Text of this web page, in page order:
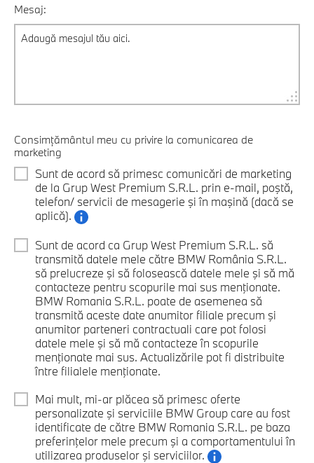
Mesaj:
Consimțământul meu cu privire la comunicarea de
marketing
Sunt de acord să primesc comunicări de marketing
de la Grup West Premium S.R.L. prin e-mail, poştă,
telefon/ servicii de mesagerie şi în maşină (dacă se
aplică).
Sunt de acord ca Grup West Premium S.R.L. să
transmită datele mele către BMW România S.R.L.
să prelucreze şi să folosească datele mele şi să mă
contacteze pentru scopurile mai sus menţionate.
BMW Romania S.R.L. poate de asemenea să
transmită aceste date anumitor filiale precum şi
anumitor parteneri contractuali care pot folosi
datele mele şi să mă contacteze în scopurile
menţionate mai sus. Actualizările pot fi distribuite
între filialele menţionate.
Mai mult, mi-ar plăcea să primesc oferte
personalizate şi serviciile BMW Group care au fost
identificate de către BMW Romania S.R.L. pe baza
preferinţelor mele precum şi a comportamentului în
utilizarea produselor şi serviciilor.